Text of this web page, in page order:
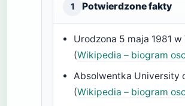
1 Potwierdzone fakty
Urodzona 5 maja 1981
(Wikipedia – biogram
Absolwentka University
(Wikipedia – biogram